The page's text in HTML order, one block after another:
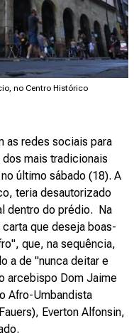
no Centro Histórico
as redes sociais para
mais tradicionais
no último sábado (18). A
teria desautorizado
dentro do prédio. Na
que deseja boas-
que, na sequência,
a de "nunca deitar e
arcebispo Dom Jaime
Afro-Umbandista
Everton Alfonsin,